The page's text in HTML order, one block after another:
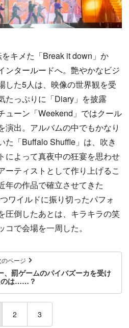
キメた「Break it down」か
ンタールードへ。艶やかなビジ
した5人は、映像の世界観を受
たっぷりに「Diary」を披露
ューン「Weekend」ではクール
演出。アルバムの中でもかなり
た「Buffalo Shuffle」は、吹き
によって真夜中の狂宴を思わせ
ーティストとして作り上げるこ
年の作品で確立させてきた
ワイルドに振り切ったパフォ
圧倒したあとは、キラキラの笑
で会場を一周した。
のページ
、罰ゲームのパイバズーカを受け
のは……？
2 3